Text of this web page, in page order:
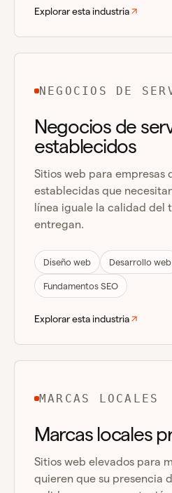
Explorar esta industria
NEGOCIOS DE
Negocios de
establecidos
Sitios web para empresas
establecidas que
línea iguale la calidad del
entregan.
Diseño web Desarrollo web
Fundamentos SEO
Explorar esta industria
MARCAS LOCALES
Marcas locales
Sitios web elevados para
quieren que su presencia